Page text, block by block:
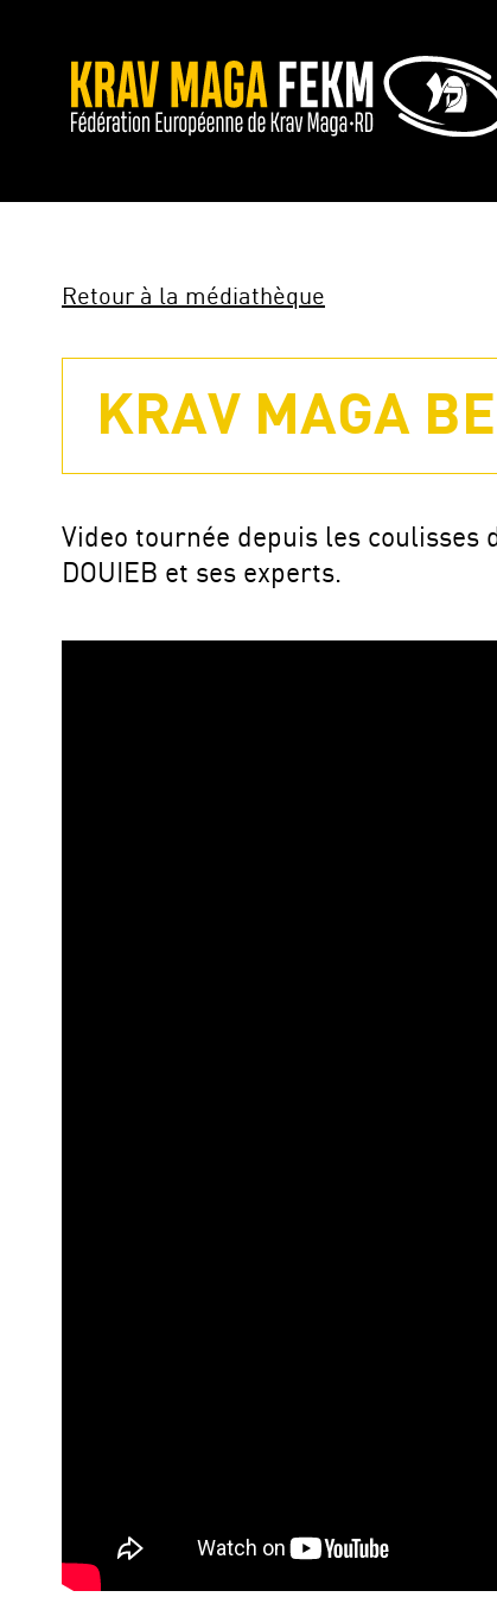
Retour à la médiathèque
KRAV MAGA
Video tournée depuis les coulisses
DOUIEB et ses experts.